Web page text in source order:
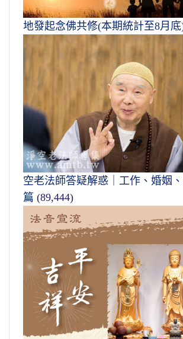
地發起念佛共修(本期統計至8月
空老法師答疑解惑｜工作、婚姻
篇 (89,444)